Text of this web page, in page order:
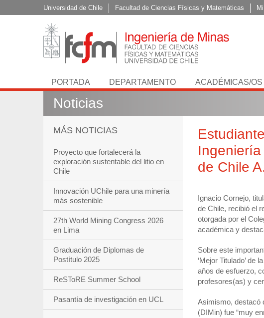
Universidad de Chile Facultad de Ciencias Físicas y Matemáticas
PORTADA DEPARTAMENTO ACADÉMICAS/OS
Noticias
MÁS NOTICIAS
Proyecto que fortalecerá la
exploración sustentable del litio en
Chile
Innovación UChile para una minería
más sostenible
27th World Mining Congress 2026
en Lima
Graduación de Diplomas de
Postítulo 2025
ReSToRE Summer School
Pasantía de investigación en UCL
de Chile
Ignacio Cornejo,
de Chile, recibió el
otorgada por el
académica y
Sobre este
‘Mejor Titulado’ de
años de esfuerzo,
profesores(as) y
Asimismo, destacó
(DIMin) fue “muy